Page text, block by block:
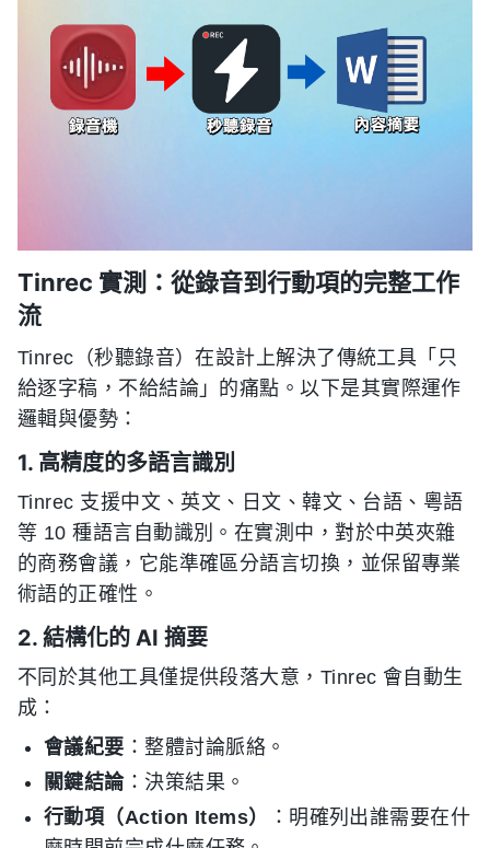
Tinrec 實測：從錄音到行動項的完整工作
流
Tinrec（秒聽錄音）在設計上解決了傳統工具「只
給逐字稿，不給結論」的痛點。以下是其實際運作
邏輯與優勢：
1. 高精度的多語言識別
Tinrec 支援中文、英文、日文、韓文、台語、粵語
等 10 種語言自動識別。在實測中，對於中英夾雜
的商務會議，它能準確區分語言切換，並保留專業
術語的正確性。
2. 結構化的 AI 摘要
不同於其他工具僅提供段落大意，Tinrec 會自動生
成：
會議紀要 ：整體討論脈絡。
關鍵結論：決策結果。
行動項（Action Items）
：明確列出誰需要在什